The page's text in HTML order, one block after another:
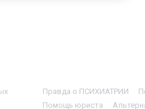
Правда о ПСИХИАТРИИ
Помощь юриста